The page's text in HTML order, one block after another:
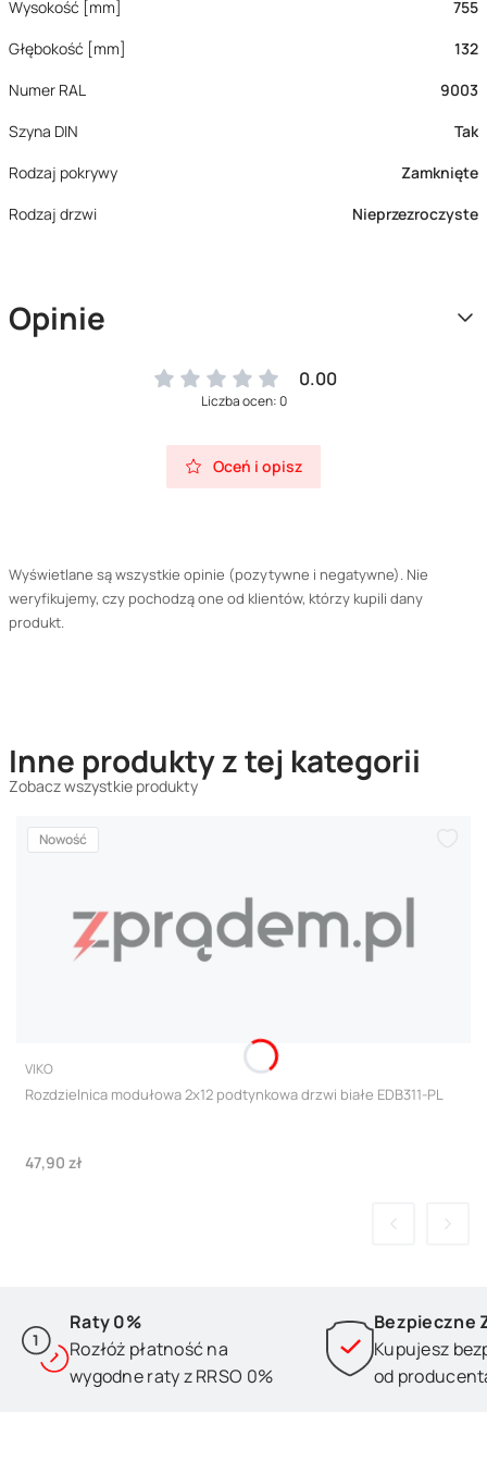
Wysokość [mm]
755
Głębokość [mm]
132
Numer RAL
9003
Szyna DIN
Tak
Rodzaj pokrywy
Zamknięte
Rodzaj drzwi
Nieprzezroczyste
Opinie
0.00
Liczba ocen: 0
Oceń i opisz
Wyświetlane są wszystkie opinie (pozytywne i negatywne). Nie
weryfikujemy, czy pochodzą one od klientów, którzy kupili dany
produkt.
Inne produkty z tej kategorii
Zobacz wszystkie produkty
Nowość
PRODUCENT
VIKO
Rozdzielnica modułowa 2x12 podtynkowa drzwi białe EDB311-PL
Cena
47,90 zł
Raty 0%
Rozłóż płatność na
wygodne raty z RRSO 0%
Bezpieczne
Kupujesz
od